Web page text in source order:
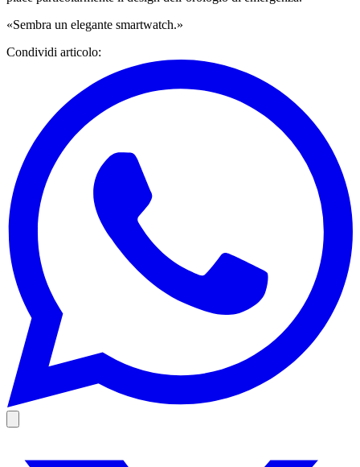
«Sembra un elegante smartwatch.»
Condividi articolo: